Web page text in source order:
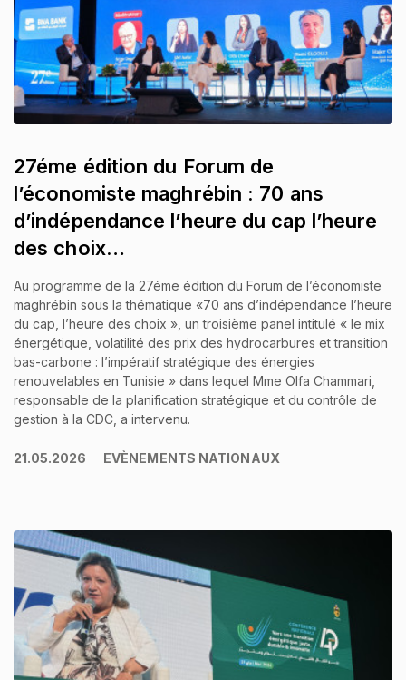
27éme édition du Forum de
l’économiste maghrébin : 70 ans
d’indépendance l’heure du cap l’heure
des choix…
Au programme de la 27éme édition du Forum de l’économiste
maghrébin sous la thématique «70 ans d’indépendance l’heure
du cap, l’heure des choix », un troisième panel intitulé « le mix
énergétique, volatilité des prix des hydrocarbures et transition
bas-carbone : l’impératif stratégique des énergies
renouvelables en Tunisie » dans lequel Mme Olfa Chammari,
responsable de la planification stratégique et du contrôle de
gestion à la CDC, a intervenu.
21.05.2026 EVÈNEMENTS NATIONAUX